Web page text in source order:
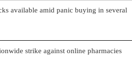
available amid panic buying in several
strike against online pharmacies